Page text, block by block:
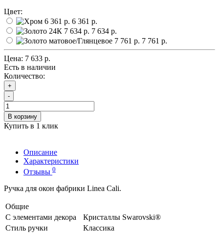
Цвет:
6 361 р.
7 634 р.
7 761 р.
Цена: 7 633 р.
Есть в наличии
Количество:
+
-
В корзину
Купить в 1 клик
Описание
Характеристики
Отзывы 0
Ручка для окон фабрики Linea Cali.
Общие
С элементами декора
Кристаллы Swarovski®
Стиль ручки
Классика